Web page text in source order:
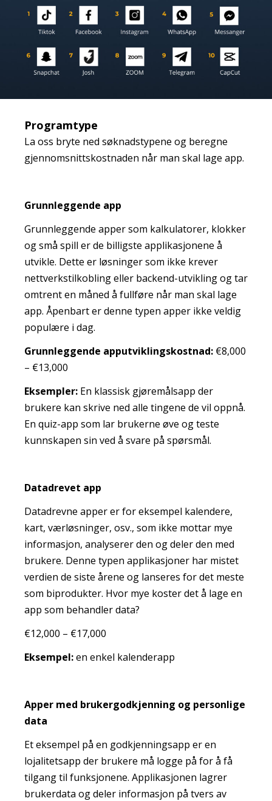
Programtype
La oss bryte ned søknadstypene og beregne
gjennomsnittskostnaden når man skal lage app.
Grunnleggende app
Grunnleggende apper som kalkulatorer, klokker
og små spill er de billigste applikasjonene å
utvikle. Dette er løsninger som ikke krever
nettverkstilkobling eller backend-utvikling og tar
omtrent en måned å fullføre når man skal lage
app. Åpenbart er denne typen apper ikke veldig
populære i dag.
Grunnleggende apputviklingskostnad: €8,000
– €13,000
Eksempler: En klassisk gjøremålsapp der
brukere kan skrive ned alle tingene de vil oppnå.
En quiz-app som lar brukerne øve og teste
kunnskapen sin ved å svare på spørsmål.
Datadrevet app
Datadrevne apper er for eksempel kalendere,
kart, værløsninger, osv., som ikke mottar mye
informasjon, analyserer den og deler den med
brukere. Denne typen applikasjoner har mistet
verdien de siste årene og lanseres for det meste
som biprodukter. Hvor mye koster det å lage en
app som behandler data?
€12,000 – €17,000
Eksempel:en enkel kalenderapp
Apper med brukergodkjenning og personlige
data
Et eksempel på en godkjenningsapp er en
lojalitetsapp der brukere må logge på for å få
tilgang til funksjonene. Applikasjonen lagrer
brukerdata og deler informasjon på tvers av